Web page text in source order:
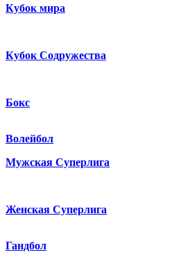
Кубок мира
Кубок Содружества
Бокс
Волейбол
Мужская Суперлига
Женская Суперлига
Гандбол